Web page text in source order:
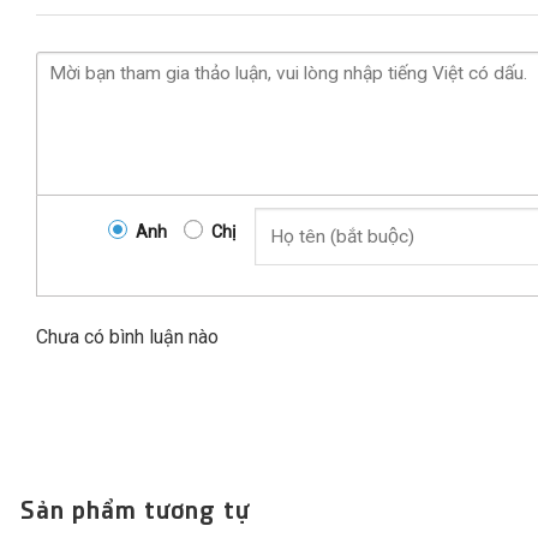
Anh Chị
Chưa có bình luận nào
Sản phẩm tương tự